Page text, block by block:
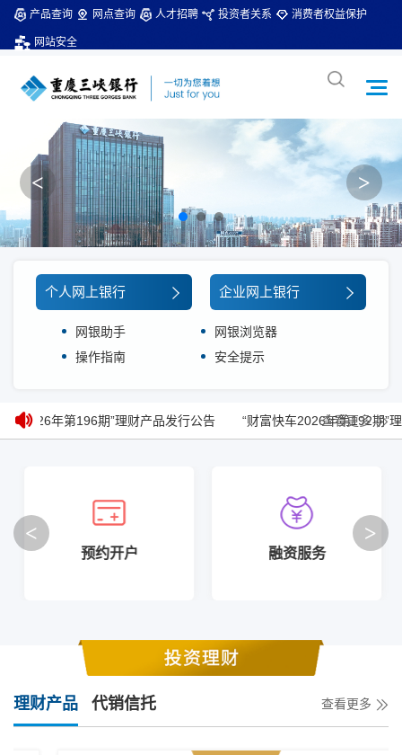
产品查询 网点查询 人才招聘 投资者关系 消费者权益保护
网站安全
< >
个人网上银行 企业网上银行
网银助手
网银浏览器
操作指南
安全提示
2026年第196期”理财产品发行公告 “财富快车2026年第192期”理
查看更多
<
预约开户 融资服务
>
理财产品 代销信托 查看更多